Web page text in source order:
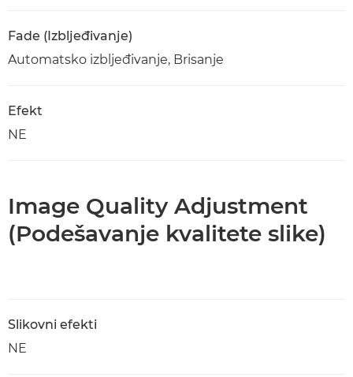
Fade (Izbljeđivanje)
Automatsko izbljeđivanje, Brisanje
Efekt
NE
Image Quality Adjustment
(Podešavanje kvalitete slike)
Slikovni efekti
NE